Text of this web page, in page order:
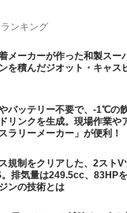
ランキング
着メーカーが作った和製ス
を積んだジオット・キャス
バッテリー不要で、-1℃の
ドリンクを生成。現場作業や
ラリーメーカー」が便利！
規制をクリアした、2ストV
排気量は249.5cc、83HP
ンの技術とは